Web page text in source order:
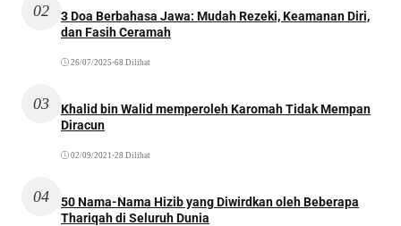
02
3 Doa Berbahasa Jawa: Mudah Rezeki, Keamanan Diri,
dan Fasih Ceramah
26/07/2025 •68 Dilihat
03
Khalid bin Walid memperoleh Karomah Tidak Mempan
Diracun
02/09/2021 •28 Dilihat
04
50 Nama-Nama Hizib yang Diwirdkan oleh Beberapa
Thariqah di Seluruh Dunia